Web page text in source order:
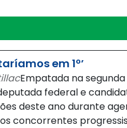
em 1º’
Empatada na
federal e
deste ano durante
concorrentes